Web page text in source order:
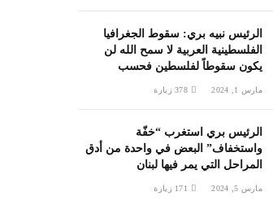
الرئيس نبيه بري: سقوط الجغرافيا
الفلسطينية العربية لا سمح الله لن
يكون سقوطاً لفلسطين فحسب
مارس 1, 2024 378 زيارة
الرئيس بري استغرب “خفّة
واستخفاف” البعض في واحدة من أدق
المراحل التي يمر فيها لبنان
مارس 5, 2024 171 زيارة